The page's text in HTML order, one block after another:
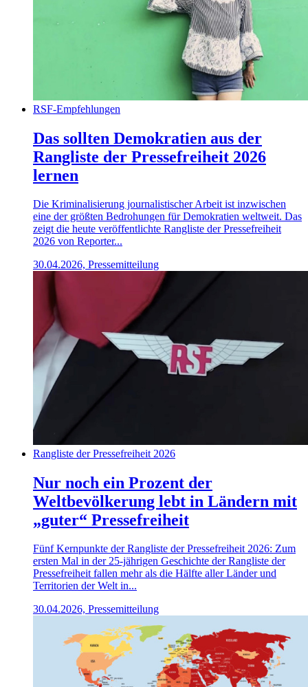
RSF-Empfehlungen
Das sollten Demokratien aus der
Rangliste der Pressefreiheit 2026
lernen
Die Kriminalisierung journalistischer Arbeit ist inzwischen
eine der größten Bedrohungen für Demokratien weltweit. Das
zeigt die heute veröffentlichte Rangliste der Pressefreiheit
2026 von Reporter...
30.04.2026, Pressemitteilung
Rangliste der Pressefreiheit 2026
Nur noch ein Prozent der
Weltbevölkerung lebt in Ländern mit
„guter“ Pressefreiheit
Fünf Kernpunkte der Rangliste der Pressefreiheit 2026: Zum
ersten Mal in der 25-jährigen Geschichte der Rangliste der
Pressefreiheit fallen mehr als die Hälfte aller Länder und
Territorien der Welt in...
30.04.2026, Pressemitteilung